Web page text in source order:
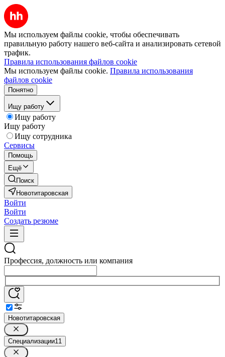
Мы используем файлы cookie, чтобы обеспечивать
правильную работу нашего веб-сайта и анализировать сетевой
трафик.
Правила использования файлов cookie
Мы используем файлы cookie. Правила использования
файлов cookie
Понятно
Ищу работу
Ищу работу
Ищу работу
Ищу сотрудника
Сервисы
Помощь
Ещё
Поиск
Новотитаровская
Войти
Войти
Создать резюме
Профессия, должность или компания
Новотитаровская
Специализации11